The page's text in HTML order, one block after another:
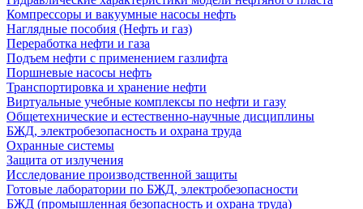
Компрессоры и вакуумные насосы нефть
Наглядные пособия (Нефть и газ)
Переработка нефти и газа
Подъем нефти с применением газлифта
Поршневые насосы нефть
Транспортировка и хранение нефти
Виртуальные учебные комплексы по нефти и газу
Общетехнические и естественно-научные дисциплины
БЖД, электробезопасность и охрана труда
Охранные системы
Защита от излучения
Исследование производственной защиты
Готовые лаборатории по БЖД, электробезопасности
БЖД (промышленная безопасность и охрана труда)